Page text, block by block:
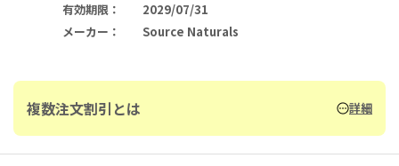
有効期限 ：
2029/07/31
メーカー ： Source Naturals
複数注文割引とは 詳細